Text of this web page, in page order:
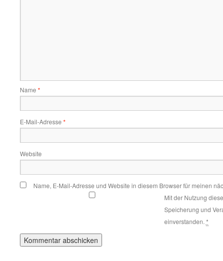
Name *
E-Mail-Adresse *
Website
Name, E-Mail-Adresse und Website in diesem Browser für meinen
Mit der Nutzung
Speicherung und
einverstanden. *